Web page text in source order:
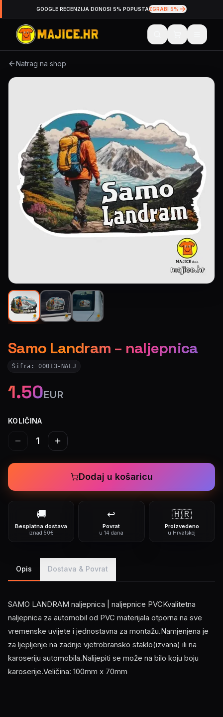
GOOGLE RECENZIJA DONOSI 5% POPUSTAZGRABI 5%
Natrag na shop
Samo Landram – naljepnica
Šifra:00013-NALJ
1.50EUR
KOLIČINA
1
Dodaj u košaricu
🚚
Besplatna dostava
iznad 50€
↩️
Povrat
u 14 dana
🇭🇷
Proizvedeno
u Hrvatskoj
Opis Dostava & Povrat
SAMO LANDRAM naljepnica | naljepnice PVCKvalitetna
naljepnica za automobil od PVC materijala otporna na sve
vremenske uvijete i jednostavna za montažu.Namjenjena je
za ljepljenje na zadnje vjetrobransko staklo(izvana) ili na
karoseriju automobila.Nalijepiti se može na bilo koju boju
karoserije.Veličina: 100mm x 70mm